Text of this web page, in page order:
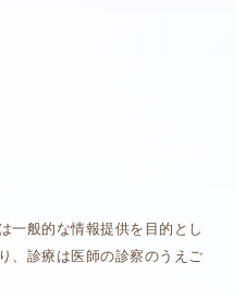
一般的な情報提供を目的とし
、診療は医師の診察のうえご